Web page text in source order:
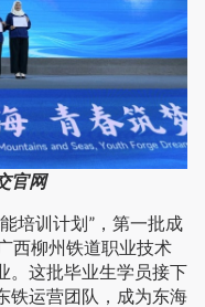
官网
培训计划”，第一批成
西柳州铁道职业技术
。这批毕业生学员接下
铁运营团队，成为东海